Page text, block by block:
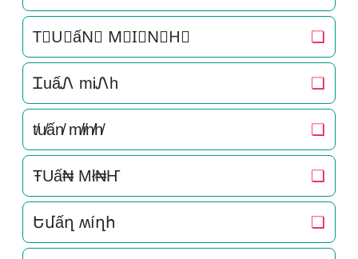
T⃒U⃒ấN⃒ M⃒I⃒N⃒H⃒ ❏
ᏆuấᏁ mᎥᏁh ❏
t̸u̸ấn̸ m̸i̸n̸h̸ ❏
ŦUấ₦ Mł₦Ҥ ❏
Եմấղ ʍíղհ ❏